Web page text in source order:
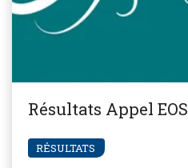
Résultats Appel EOS
RÉSULTATS